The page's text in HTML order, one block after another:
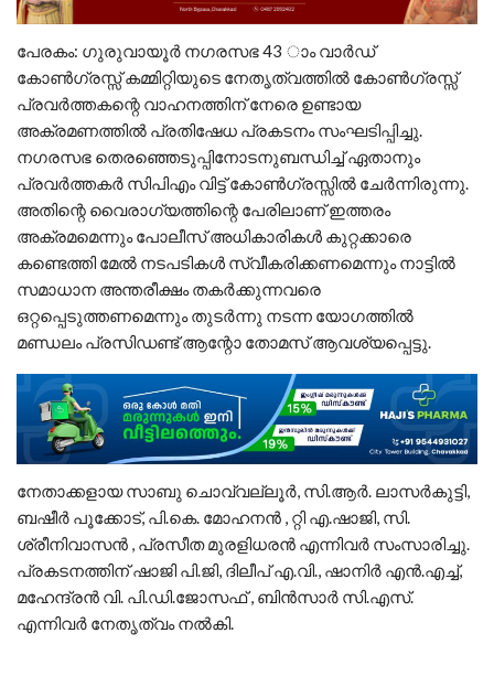
പേരകം: ഗുരുവായൂർ നഗരസഭ 43 ാം വാർഡ്
കോൺഗ്രസ്സ് കമ്മിറ്റിയുടെ നേതൃത്വത്തിൽ കോൺഗ്രസ്സ്
പ്രവർത്തകന്റെ വാഹനത്തിന് നേരെ ഉണ്ടായ
അക്രമണത്തിൽ പ്രതിഷേധ പ്രകടനം സംഘടിപ്പിച്ചു.
നഗരസഭ തെരഞ്ഞെടുപ്പിനോടനുബന്ധിച്ച് ഏതാനും
പ്രവർത്തകർ സിപിഎം വിട്ട് കോൺഗ്രസ്സിൽ ചേർന്നിരുന്നു.
അതിന്റെ വൈരാഗ്യത്തിന്റെ പേരിലാണ് ഇത്തരം
അക്രമമെന്നും പോലീസ് അധികാരികൾ കുറ്റക്കാരെ
കണ്ടെത്തി മേൽ നടപടികൾ സ്വീകരിക്കണമെന്നും നാട്ടിൽ
സമാധാന അന്തരീക്ഷം തകർക്കുന്നവരെ
ഒറ്റപ്പെടുത്തണമെന്നും തുടർന്നു നടന്ന യോഗത്തിൽ
മണ്ഡലം പ്രസിഡണ്ട് ആന്റോ തോമസ് ആവശ്യപ്പെട്ടു.
നേതാക്കളായ സാബു ചൊവ്വല്ലൂർ, സി.ആർ. ലാസർകുട്ടി,
ബഷീർ പൂക്കോട്, പി.കെ. മോഹനൻ , റ്റി എ.ഷാജി, സി.
ശ്രീനിവാസൻ , പ്രസീത മുരളിധരൻ എന്നിവർ സംസാരിച്ചു.
പ്രകടനത്തിന് ഷാജി പി.ജി, ദിലീപ് എ.വി., ഷാനിർ എൻ.എച്ച്,
മഹേന്ദ്രൻ വി. പി.ഡി.ജോസഫ് , ബിൻസാർ സി.എസ്.
എന്നിവർ നേതൃത്വം നൽകി.